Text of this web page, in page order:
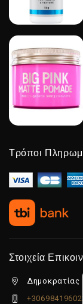
Τρόποι
Στοιχεία
Δημοκρατίας
+306984196022